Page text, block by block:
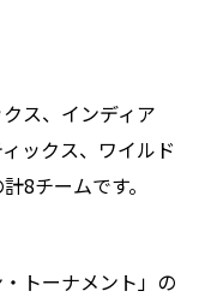
ス、インディア
ックス、ワイルド
8チームです。
トーナメント」の